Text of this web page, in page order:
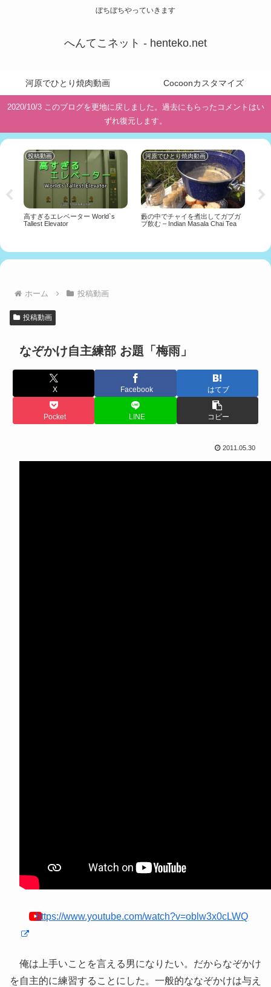
ぼちぼちやっていきます
へんてこネット - henteko.net
河原でひとり焼肉動画 Cocoonカスタマイズ
2020/10/3 このブログを更地に戻しました。過去にもらったコメントはい
ずれ復元します。
投稿動画
高すぎるエレベーター World`s
Tallest Elevator
河原でひとり焼肉動画
藪の中でチャイを煮出してガブガ
ブ飲む – Indian Masala Chai Tea
ホーム 投稿動画
投稿動画
なぞかけ自主練部 お題「梅雨」
X Facebook はてブ
Pocket LINE コピー
2011.05.30
https://www.youtube.com/watch?v=oblw3x0cLWQ
俺は上手いことを言える男になりたい。だからなぞかけ
を自主的に練習することにした。一般的ななぞかけは与え